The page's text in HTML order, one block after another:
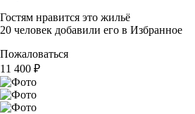
Гостям нравится это жильё
20 человек добавили его в Избранное
Пожаловаться
11 400 ₽